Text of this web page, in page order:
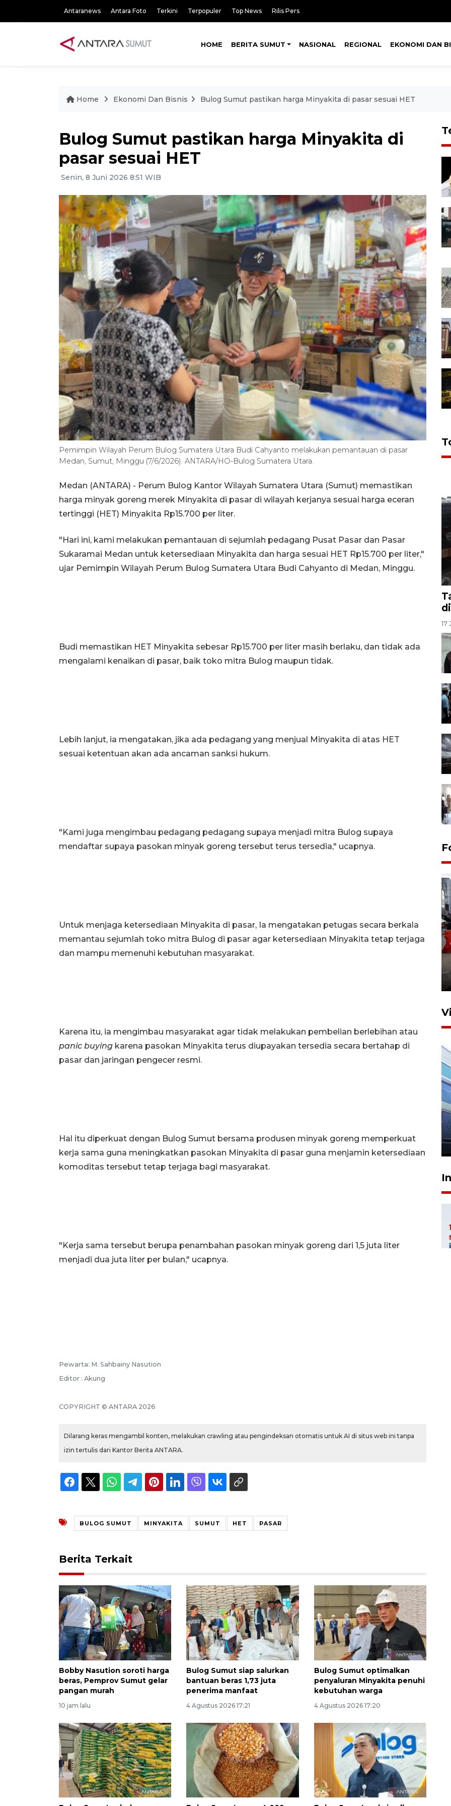
Antaranews Antara Foto Terkini Terpopuler Top News Rilis Pers
HOME BERITA SUMUT NASIONAL REGIONAL EKONOMI DAN
Home Ekonomi Dan Bisnis Bulog Sumut pastikan harga Minyakita di pasar sesuai HET
Bulog Sumut pastikan harga Minyakita di
pasar sesuai HET
Senin, 8 Juni 2026 8:51 WIB
Pemimpin Wilayah Perum Bulog Sumatera Utara Budi Cahyanto melakukan pemantauan di pasar
Medan, Sumut, Minggu (7/6/2026). ANTARA/HO-Bulog Sumatera Utara.
Medan (ANTARA) - Perum Bulog Kantor Wilayah Sumatera Utara (Sumut) memastikan
harga minyak goreng merek Minyakita di pasar di wilayah kerjanya sesuai harga eceran
tertinggi (HET) Minyakita Rp15.700 per liter.
"Hari ini, kami melakukan pemantauan di sejumlah pedagang Pusat Pasar dan Pasar
Sukaramai Medan untuk ketersediaan Minyakita dan harga sesuai HET Rp15.700 per liter,"
ujar Pemimpin Wilayah Perum Bulog Sumatera Utara Budi Cahyanto di Medan, Minggu.
Budi memastikan HET Minyakita sebesar Rp15.700 per liter masih berlaku, dan tidak ada
mengalami kenaikan di pasar, baik toko mitra Bulog maupun tidak.
Lebih lanjut, ia mengatakan, jika ada pedagang yang menjual Minyakita di atas HET
sesuai ketentuan akan ada ancaman sanksi hukum.
"Kami juga mengimbau pedagang pedagang supaya menjadi mitra Bulog supaya
mendaftar supaya pasokan minyak goreng tersebut terus tersedia," ucapnya.
Untuk menjaga ketersediaan Minyakita di pasar, Ia mengatakan petugas secara berkala
memantau sejumlah toko mitra Bulog di pasar agar ketersediaan Minyakita tetap terjaga
dan mampu memenuhi kebutuhan masyarakat.
Karena itu, ia mengimbau masyarakat agar tidak melakukan pembelian berlebihan atau
panic buying karena pasokan Minyakita terus diupayakan tersedia secara bertahap di
pasar dan jaringan pengecer resmi.
Hal itu diperkuat dengan Bulog Sumut bersama produsen minyak goreng memperkuat
kerja sama guna meningkatkan pasokan Minyakita di pasar guna menjamin ketersediaan
komoditas tersebut tetap terjaga bagi masyarakat.
"Kerja sama tersebut berupa penambahan pasokan minyak goreng dari 1,5 juta liter
menjadi dua juta liter per bulan," ucapnya.
Pewarta: M. Sahbainy Nasution
Editor : Akung
COPYRIGHT © ANTARA 2026
Dilarang keras mengambil konten, melakukan crawling atau pengindeksan otomatis untuk AI di situs web ini tanpa
izin tertulis dari Kantor Berita ANTARA.
BULOG SUMUT MINYAKITA SUMUT HET PASAR
Berita Terkait
Bobby Nasution soroti harga
beras, Pemprov Sumut gelar
pangan murah
10 jam lalu
Bulog Sumut siap salurkan
bantuan beras 1,73 juta
penerima manfaat
4 Agustus 2026 17:21
Bulog Sumut optimalkan
penyaluran Minyakita penuhi
kebutuhan warga
4 Agustus 2026 17:20
17
23 Juli 2026 20:04